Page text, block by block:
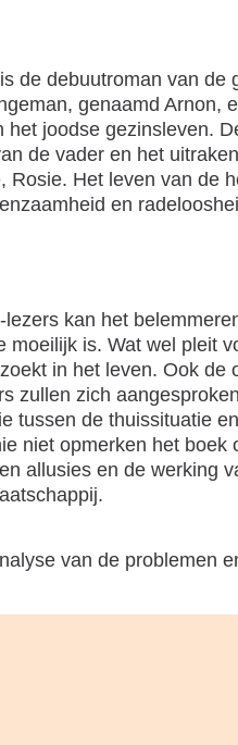
is de debuutroman van de
genaamd Arnon,
het joodse gezinsleven.
de vader en het
Rosie. Het leven van de
en
kan het
moeilijk is. Wat wel pleit
in het leven. Ook
zullen zich
tussen de thuissituatie
niet opmerken het
allusies en de werking
van de problemen